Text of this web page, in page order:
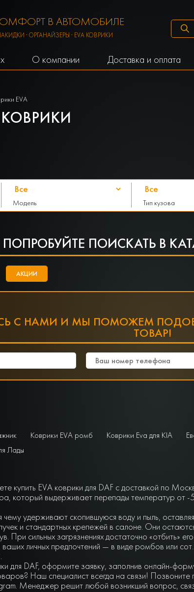
В АВТОМОБИЛЕ
· ОРГАНАЙЗЕРЫ · EVA КОВРИКИ
О компании Доставка и оплата
EVA
Модель Тип кузова
ПОИСКАТЬ В
АКЦИИ
С НАМИ И МЫ ПОМОЖЕМ
ТОВАР!
Коврики EVA ромб Коврики Eva для KIA
Лады
купить EVA коврики для DAF с доставкой по
который выдерживает перепады температур от
удерживают скопившуюся воду и пыль,
и стандартных крепежей в салоне. Они
При сильных загрязнениях достаточно «отбить»
личных предпочтений — в виде ромбов или
для DAF, оформите заявку, заполнив онлайн-
Наш специалист всегда на связи!
Менеджер решит любой возникший вопрос,